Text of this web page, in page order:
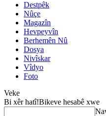
Destpêk
Nûçe
Magazîn
Hevpeyvîn
Berhemên Nû
Dosya
Nivîskar
Vîdyo
Foto
Veke
Bi xêr hatî!Bikeve hesabê xwe